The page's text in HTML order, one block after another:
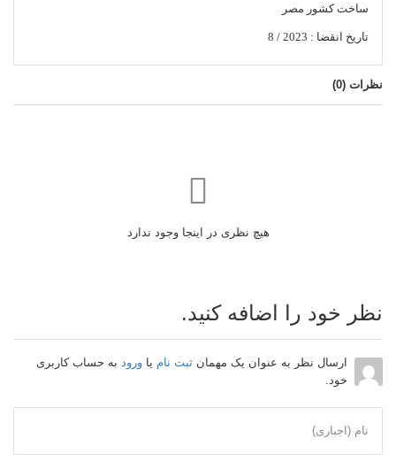
ساخت کشور مصر
تاریخ انقضا : 2023 / 8
نظرات (0
)
هیچ نظری در اینجا وجود ندارد
نظر خود را اضافه کنید.
ارسال نظر به عنوان یک مهمان ثبت نام یا ورود به حساب کاربری
خود.
نام (اجباری)